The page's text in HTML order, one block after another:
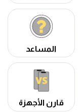
المساعد
قارن الأجهزة